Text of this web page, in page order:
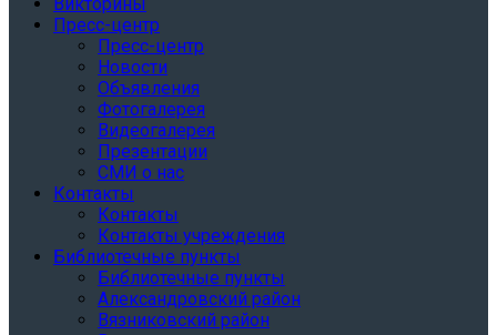
Викторины
Пресс-центр
Пресс-центр
Новости
Объявления
Фотогалерея
Видеогалерея
Презентации
СМИ о нас
Контакты
Контакты
Контакты учреждения
Библиотечные пункты
Библиотечные пункты
Александровский район
Вязниковский район